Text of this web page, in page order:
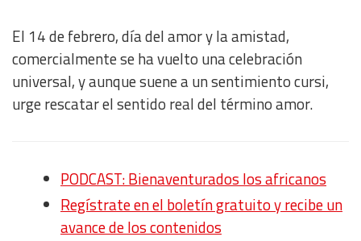
El 14 de febrero, día del amor y la amistad,
comercialmente se ha vuelto una celebración
universal, y aunque suene a un sentimiento cursi,
urge rescatar el sentido real del término amor.
PODCAST: Bienaventurados los africanos
Regístrate en el boletín gratuito y recibe un
avance de los contenidos